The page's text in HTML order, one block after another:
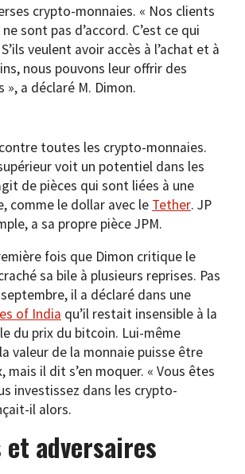
crypto-monnaies. « Nos clients
sont pas d’accord. C’est ce qui
veulent avoir accès à l’achat et à
nous pouvons leur offrir des
a déclaré M. Dimon.
toutes les crypto-monnaies.
voit un potentiel dans les
de pièces qui sont liées à une
comme le dollar avec le Tether. JP
a sa propre pièce JPM.
fois que Dimon critique le
sa bile à plusieurs reprises. Pas
il a déclaré dans une
of India qu’il restait insensible à la
du prix du bitcoin. Lui-même
valeur de la monnaie puisse être
mais il dit s’en moquer. « Vous êtes
investissez dans les crypto-
il alors.
adversaires